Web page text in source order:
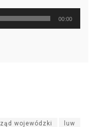
00:00
wojewódzki luw